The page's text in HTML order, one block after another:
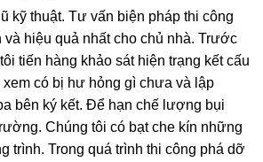
kỹ thuật. Tư vấn biện pháp thi công
và hiệu quả nhất cho chủ nhà. Trước
tiến hàng khảo sát hiện trạng kết cấu
xem có bị hư hỏng gì chưa và lập
bên ký kết. Để hạn chế lượng bụi
Chúng tôi có bạt che kín những
trình. Trong quá trình thi công phá dỡ